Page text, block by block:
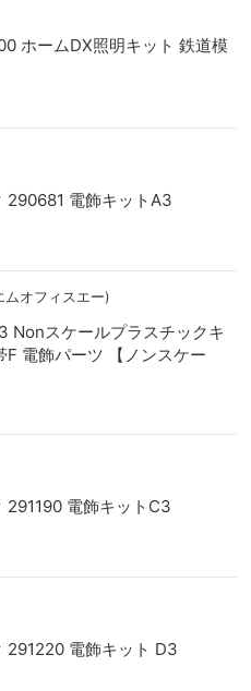
ホームDX照明キット 鉄道模
290681 電飾キットA3
ムオフィスエー)
Nonスケールプラスチックキ
F 電飾パーツ 【ノンスケー
291190 電飾キットC3
291220 電飾キット D3